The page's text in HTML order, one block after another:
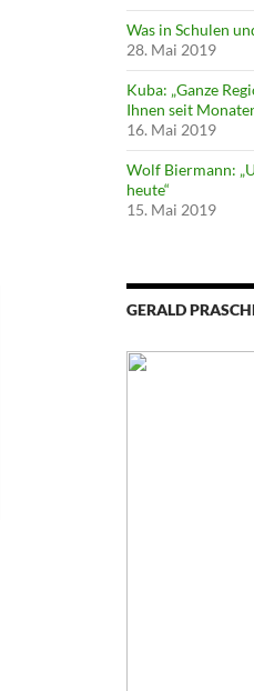
Was in Schulen
28. Mai 2019
Kuba: „Ganze
Ihnen seit
16. Mai 2019
Wolf Biermann:
heute“
15. Mai 2019
GERALD